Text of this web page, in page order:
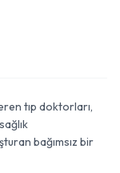
tıp doktorları,
bağımsız bir